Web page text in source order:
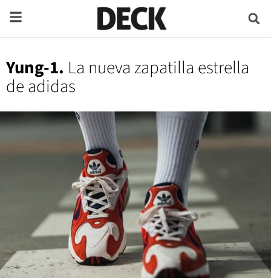
Yung-1. La nueva zapatilla estrella
de adidas